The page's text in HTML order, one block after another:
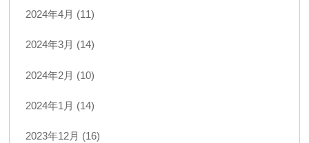
2024年4月 (11)
2024年3月 (14)
2024年2月 (10)
2024年1月 (14)
2023年12月 (16)